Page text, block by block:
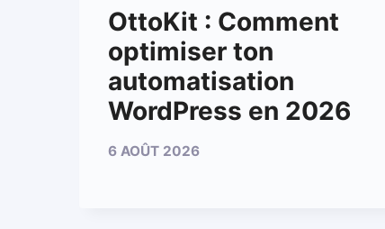
OttoKit : Comment
optimiser ton
automatisation
WordPress en 2026
6 AOÛT 2026